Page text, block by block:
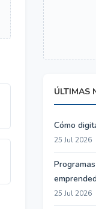
ÚLTIMAS
Cómo
25 Jul 2026
25 Jul 2026